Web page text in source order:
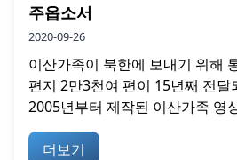
주옵소서
2020-09-26
이산가족이 북한에 보내기 위해
편지 2만3천여 편이 15년째 전달
2005년부터 제작된 이산가족 영
더보기